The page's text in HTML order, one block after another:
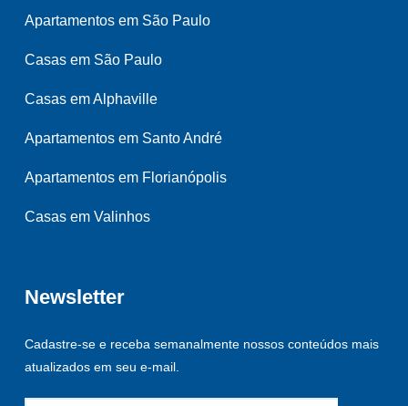
Apartamentos em São Paulo
Casas em São Paulo
Casas em Alphaville
Apartamentos em Santo André
Apartamentos em Florianópolis
Casas em Valinhos
Newsletter
Cadastre-se e receba semanalmente nossos conteúdos mais
atualizados em seu e-mail.